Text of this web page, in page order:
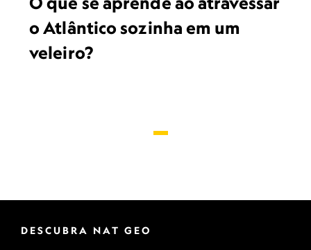
o Atlântico sozinha em um
veleiro?
DESCUBRA NAT GEO